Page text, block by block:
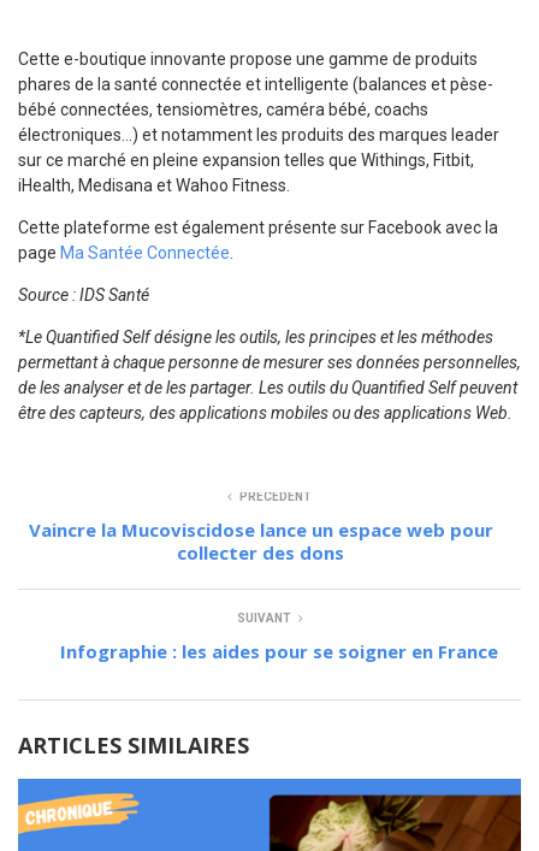
Cette e-boutique innovante propose une gamme de produits
phares de la santé connectée et intelligente (balances et pèse-
bébé connectées, tensiomètres, caméra bébé, coachs
électroniques…) et notamment les produits des marques leader
sur ce marché en pleine expansion telles que Withings, Fitbit,
iHealth, Medisana et Wahoo Fitness.
Cette plateforme est également présente sur Facebook avec la
page Ma Santée Connectée
Source : IDS Santé
*Le Quantified Self désigne les outils, les principes et les méthodes
permettant à chaque personne de mesurer ses données personnelles,
de les analyser et de les partager. Les outils du Quantified Self peuvent
être des capteurs, des applications mobiles ou des applications Web.
PRÉCÉDENT
Vaincre la Mucoviscidose lance un espace web pour
collecter des dons
SUIVANT
Infographie : les aides pour se soigner en France
ARTICLES SIMILAIRES